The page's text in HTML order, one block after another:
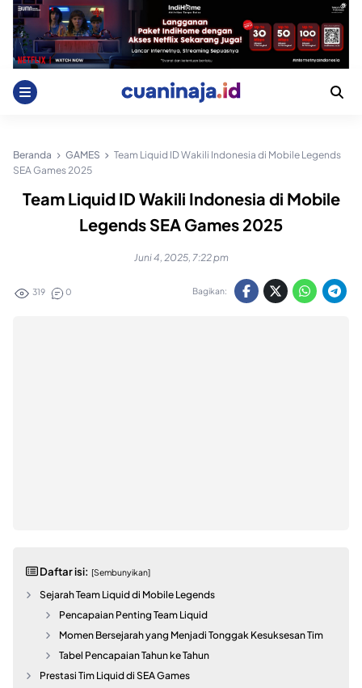
Skip
content
Beranda GAMES
Team Liquid ID Wakili Indonesia di Mobile Legends
SEA Games 2025
Team Liquid ID Wakili Indonesia di Mobile
Legends SEA Games 2025
Juni 4, 2025, 7:22 pm
319 0 Bagikan:
Daftar isi: [Sembunyikan]
Sejarah Team Liquid di Mobile Legends
Pencapaian Penting Team Liquid
Momen Bersejarah yang Menjadi Tonggak Kesuksesan Tim
Tabel Pencapaian Tahun ke Tahun
Prestasi Tim Liquid di SEA Games